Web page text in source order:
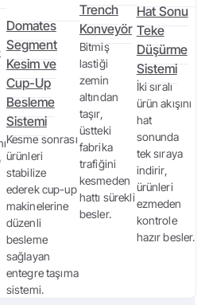
Domates
Segment
Kesim ve
Cup-Up
Besleme
Sistemi
Kesme sonrası
ürünleri
stabilize
ederek cup-up
makinelerine
düzenli
besleme
sağlayan
entegre taşıma
sistemi.
Trench
Konveyör
Bitmiş
lastiği
zemin
altından
taşır,
üstteki
fabrika
trafiğini
kesmeden
hattı sürekli
besler.
Hat Sonu
Teke
Düşürme
Sistemi
İki sıralı
ürün akışını
hat
sonunda
tek sıraya
indirir,
ürünleri
ezmeden
kontrole
hazır besler.